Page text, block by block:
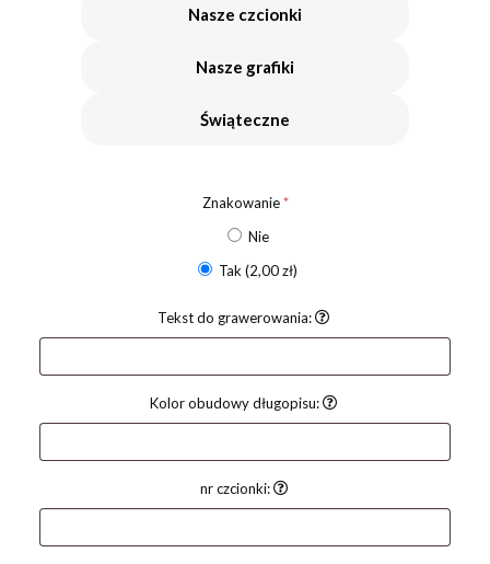
Nasze czcionki
Nasze grafiki
Świąteczne
Znakowanie*
Nie
Tak (2,00 zł)
Tekst do grawerowania:
Kolor obudowy długopisu:
nr czcionki: